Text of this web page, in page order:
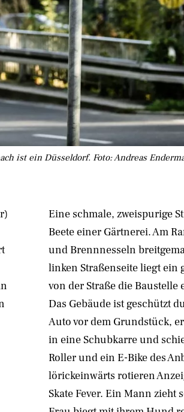
ist ein Düsseldorf. Foto: Andreas
Eine schmale, zweispurige
Beete einer Gärtnerei. Am
und Brennnesseln
linken Straßenseite liegt ein
von der Straße die Baustelle
Das Gebäude ist geschützt
Auto vor dem Grundstück,
in eine Schubkarre und
Roller und ein E-Bike des
lörickeinwärts rotieren
Skate Fever. Ein Mann